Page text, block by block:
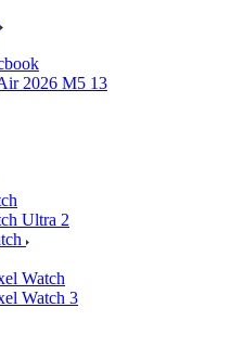
2026 M5 13
Ultra 2
Watch
Watch 3